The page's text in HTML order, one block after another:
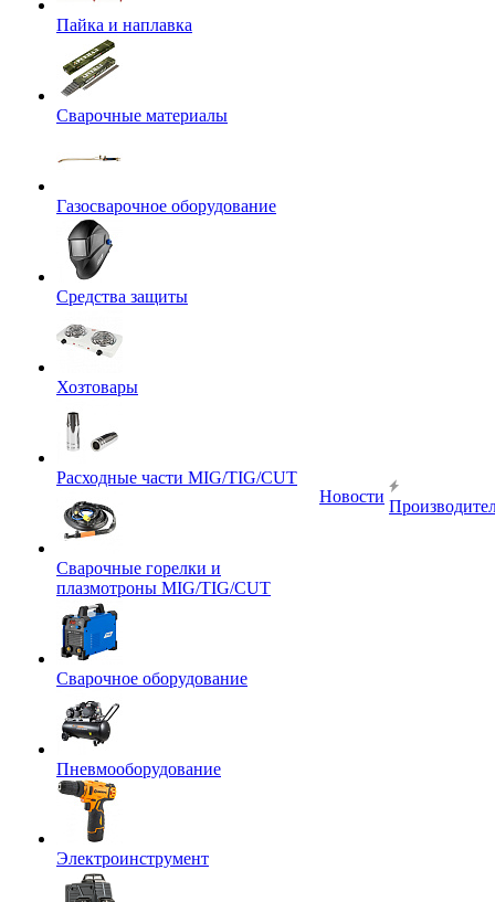
Пайка и наплавка
Сварочные материалы
Газосварочное оборудование
Средства защиты
Хозтовары
Расходные части MIG/TIG/CUT
Сварочные горелки и
плазмотроны MIG/TIG/CUT
Сварочное оборудование
Пневмооборудование
Электроинструмент
Новости